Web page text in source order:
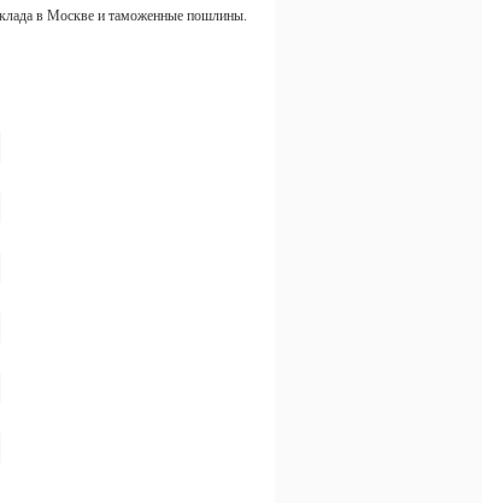
в Москве и таможенные пошлины.